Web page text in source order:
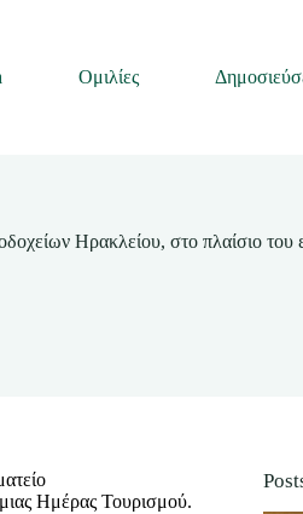
Ομιλίες
Ηρακλείου, στο πλαίσιο
Ημέρας Τουρισμού.